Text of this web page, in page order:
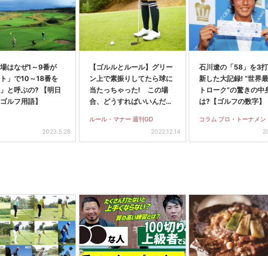
はなぜ1～9番が
ト」で10～18番を
」と呼ぶの? 【明日
ルフ用語】
2023.5.28
【ゴルルとルール】グリー
ン上で素振りしてたら球に
当たっちゃった! この場
合、どうすればいいんだっ
ルール・マナー 週刊GD
2022.12.14
石川遼の「58」を3
新した大記録! “世界
トローク”の驚きの中
は?【ゴルフの数字】
コラム プロ・トーナメン